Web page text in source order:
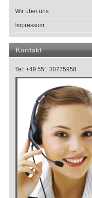
Wir über uns
Impressum
Kontakt
Tel: +49 551 30775958